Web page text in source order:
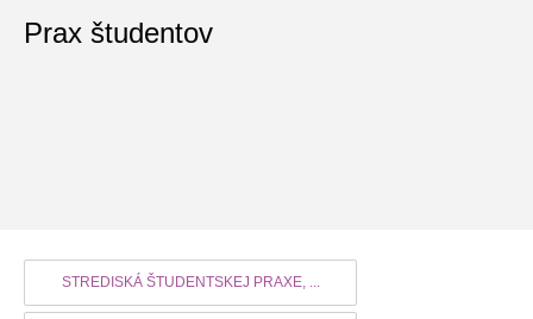
Prax študentov
STREDISKÁ ŠTUDENTSKEJ PRAXE, ...